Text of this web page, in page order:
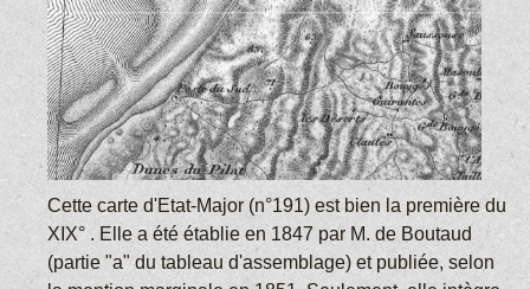
Cette carte d'Etat-Major (n°191) est bien la première du
XIX° . Elle a été établie en 1847 par M. de Boutaud
(partie "a" du tableau d'assemblage) et publiée, selon